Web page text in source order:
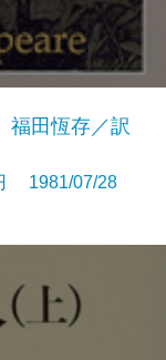
福田恆存／訳
1981/07/28